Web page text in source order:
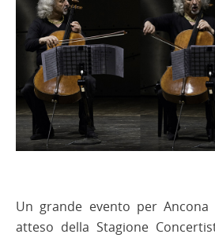
Un grande evento per Ancona
atteso della Stagione